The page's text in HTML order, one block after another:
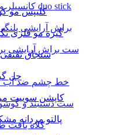
کانسیلر و کانتور دو طرفه duo stick
براش آرایشی پلنگی
ست براش آرایشی
خط چشم ضد آب
ست دستبند و
کلاه
کلیپس مو
گیره مو فلزی
سنجاق
چل
کاپشن سوییت
پالتو مردانه